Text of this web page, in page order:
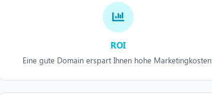
ROI
Eine gute Domain erspart Ihnen hohe Marketingkosten.